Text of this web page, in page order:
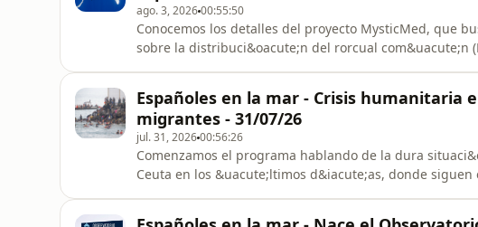
ago. 3, 202600:55:50
Conocemos los detalles del proyecto MysticMed, que
sobre la distribuci&oacute;n del rorcual com&uacute;n
nuevo observatorio subacu&aacute
Españoles en la mar - Crisis humanitaria
migrantes - 31/07/26
jul. 31, 202600:56:26
Comenzamos el programa hablando de la dura
Ceuta en los &uacute;ltimos d&iacute;as, donde